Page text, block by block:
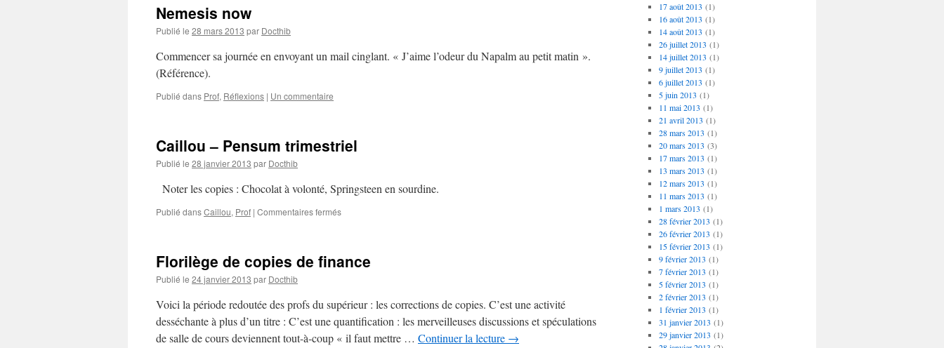
Nemesis now
Publié le 28 mars 2013 par Docthib
Commencer sa journée en envoyant un mail cinglant. « J’aime l’odeur du Napalm au petit matin ».
(Référence).
Publié dans Prof, Réflexions | Un commentaire
Caillou – Pensum trimestriel
Publié le 28 janvier 2013 par Docthib
Noter les copies : Chocolat à volonté, Springsteen en sourdine.
Publié dansCaillou, Prof | Commentaires ferméssur
trimestriel
Florilège de copies de finance
Publié le 24 janvier 2013 par Docthib
Voici la période redoutée des profs du supérieur : les corrections de copies. C’est une activité
desséchante à plus d’un titre : C’est une quantification : les merveilleuses discussions et spéculations
de salle de cours deviennent tout-à-coup « il faut mettre … Continuer la lecture →
17 août 2013 (1)
16 août 2013 (1)
14 août 2013 (1)
26 juillet 2013 (1)
14 juillet 2013 (1)
9 juillet 2013 (1)
6 juillet 2013 (1)
5 juin 2013 (1)
11 mai 2013 (1)
21 avril 2013 (1)
28 mars 2013 (1)
20 mars 2013 (3)
17 mars 2013 (1)
13 mars 2013 (1)
12 mars 2013 (1)
11 mars 2013 (1)
1 mars 2013 (1)
28 février 2013 (1)
26 février 2013 (1)
15 février 2013 (1)
9 février 2013 (1)
7 février 2013 (1)
5 février 2013 (1)
2 février 2013 (1)
1 février 2013 (1)
31 janvier 2013 (1)
29 janvier 2013 (1)